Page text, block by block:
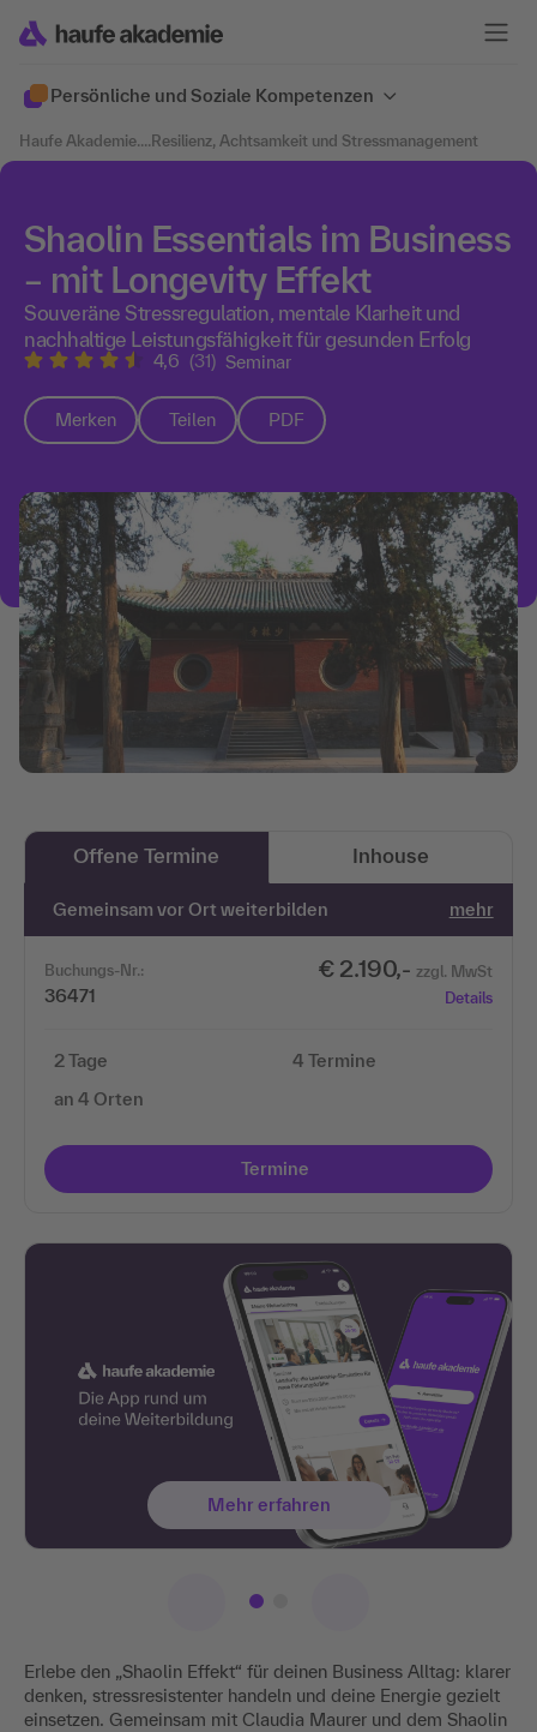
Persönliche und Soziale Kompetenzen
Haufe Akademie....Resilienz, Achtsamkeit und Stressmanagement
Shaolin Essentials im Business
– mit Longevity Effekt
Souveräne Stressregulation, mentale Klarheit und
nachhaltige Leistungsfähigkeit für gesunden Erfolg
4,6 (31) Seminar
Merken Teilen PDF
Erlebe den „Shaolin Effekt“ für deinen Business Alltag: klarer
denken, stressresistenter handeln und deine Energie gezielt
einsetzen. Gemeinsam mit Claudia Maurer und dem Shaolin
Offene Termine Inhouse
Gemeinsam vor Ort weiterbilden mehr
Buchungs-Nr.:
36471
€ 2.190,- zzgl. MwSt
Details
2 Tage
an 4 Orten
4 Termine
Termine
Mehr erfahren